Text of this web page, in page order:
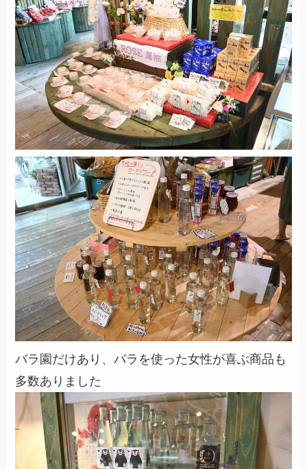
バラ園だけあり、バラを使った女性が喜ぶ商品も
多数ありました